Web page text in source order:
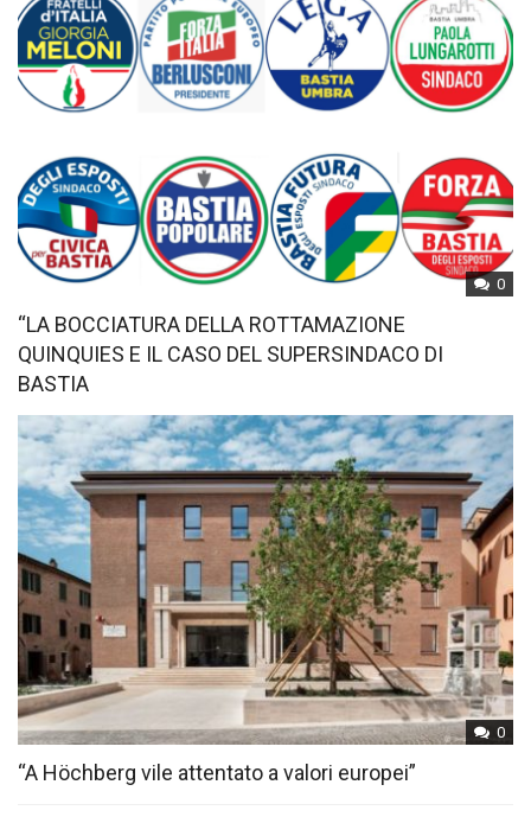
0
“LA BOCCIATURA DELLA ROTTAMAZIONE
QUINQUIES E IL CASO DEL SUPERSINDACO DI
BASTIA
0
“A Höchberg vile attentato a valori europei”